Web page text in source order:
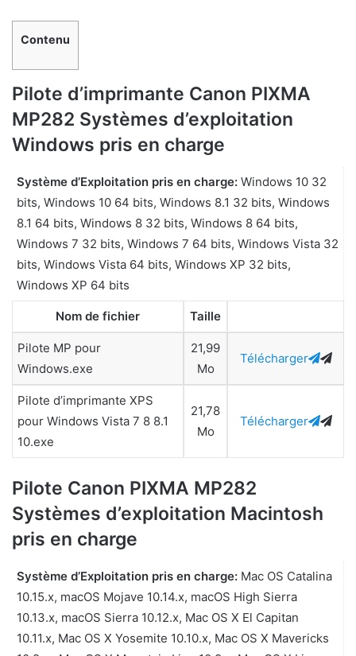
Contenu
Pilote d’imprimante Canon PIXMA
MP282 Systèmes d’exploitation
Windows pris en charge
Système d’Exploitation pris en charge: Windows 10 32
bits, Windows 10 64 bits, Windows 8.1 32 bits, Windows
8.1 64 bits, Windows 8 32 bits, Windows 8 64 bits,
Windows 7 32 bits, Windows 7 64 bits, Windows Vista 32
bits, Windows Vista 64 bits, Windows XP 32 bits,
Windows XP 64 bits
Nom de fichier Taille
Pilote MP pour
Windows.exe
21,99
Mo
Télécharger
Pilote d’imprimante XPS
pour Windows Vista 7 8 8.1
10.exe
21,78
Mo
Télécharger
Pilote Canon PIXMA MP282
Systèmes d’exploitation Macintosh
pris en charge
Système d’Exploitation pris en charge: Mac OS Catalina
10.15.x, macOS Mojave 10.14.x, macOS High Sierra
10.13.x, macOS Sierra 10.12.x, Mac OS X El Capitan
10.11.x, Mac OS X Yosemite 10.10.x, Mac OS X Mavericks